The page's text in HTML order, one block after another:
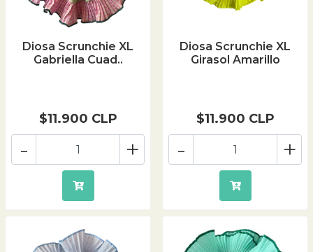
Diosa Scrunchie XL
Gabriella Cuad..
$11.900 CLP
+
-
Diosa Scrunchie XL
Girasol Amarillo
$11.900 CLP
+
-